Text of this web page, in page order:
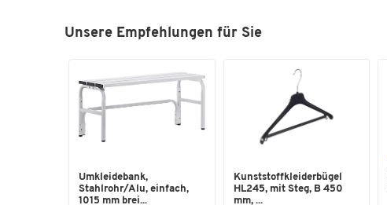
Unsere Empfehlungen für Sie
Umkleidebank,
Stahlrohr/Alu, einfach,
1015 mm brei...
Kunststoffkleiderbügel
HL245, mit Steg, B 450
mm, ...